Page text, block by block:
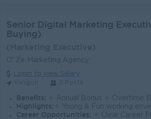
Senior Digital Marketing
Buying)
O' Ze Marketing Agency
Login to view Salary
Benefits: ✧ Annual Bonus ✧ Overtime Bonus ✧ 5-Day Work Week ✧
Highlights: ✧ Young & Fun working environment ✧ Competitive Salary
Career Opportunities:
✧ Clear Career Progression Path ✧ Opportunities for Promotion Based on